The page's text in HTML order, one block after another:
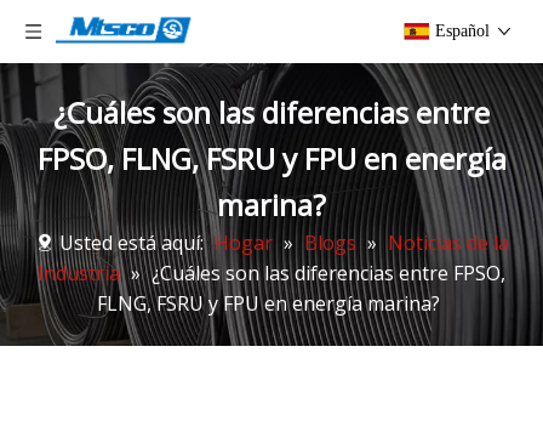
Español
¿Cuáles son las diferencias entre
FPSO, FLNG, FSRU y FPU en energía
marina?
Usted está aquí: Hogar » Blogs » Noticias de la
Industria » ¿Cuáles son las diferencias entre FPSO,
FLNG, FSRU y FPU en energía marina?